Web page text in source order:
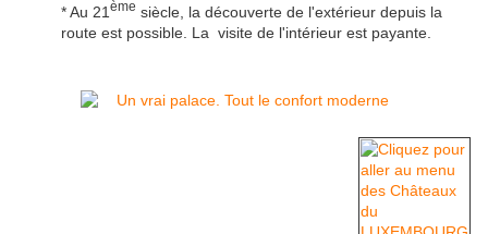
* Au 21 ème siècle, la découverte de l'extérieur depuis la
route est possible. La visite de l'intérieur est payante.